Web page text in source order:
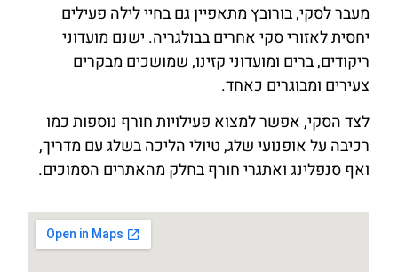
מעבר לסקי, בורובץ מתאפיין גם בחיי לילה פעילים
יחסית לאזורי סקי אחרים בבולגריה. ישנם מועדוני
ריקודים, ברים ומועדוני קזינו, שמושכים מבקרים
צעירים ומבוגרים כאחד.
לצד הסקי, אפשר למצוא פעילויות חורף נוספות כמו
רכיבה על אופנועי שלג, טיולי הליכה בשלג עם מדריך,
ואף סנפלינג ואתגרי חורף בחלק מהאתרים הסמוכים.